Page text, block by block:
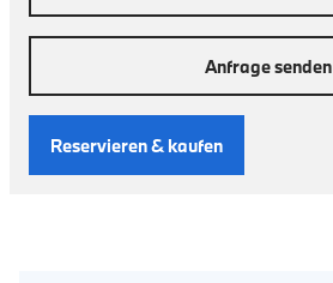
Anfrage senden
Reservieren & kaufen